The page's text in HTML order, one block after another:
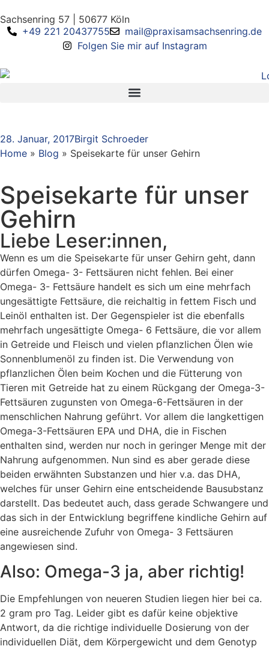
Sachsenring 57 | 50677 Köln
+49 221 20437755
mail@praxisamsachsenring.de
Folgen Sie mir auf Instagram
28. Januar, 2017Birgit Schroeder
Home » Blog » Speisekarte für unser Gehirn
Speisekarte für unser
Gehirn
Liebe Leser:innen,
Wenn es um die Speisekarte für unser Gehirn geht, dann
dürfen Omega- 3- Fettsäuren nicht fehlen. Bei einer
Omega- 3- Fettsäure handelt es sich um eine mehrfach
ungesättigte Fettsäure, die reichaltig in fettem Fisch und
Leinöl enthalten ist. Der Gegenspieler ist die ebenfalls
mehrfach ungesättigte Omega- 6 Fettsäure, die vor allem
in Getreide und Fleisch und vielen pflanzlichen Ölen wie
Sonnenblumenöl zu finden ist. Die Verwendung von
pflanzlichen Ölen beim Kochen und die Fütterung von
Tieren mit Getreide hat zu einem Rückgang der Omega-3-
Fettsäuren zugunsten von Omega-6-Fettsäuren in der
menschlichen Nahrung geführt. Vor allem die langkettigen
Omega-3-Fettsäuren EPA und DHA, die in Fischen
enthalten sind, werden nur noch in geringer Menge mit der
Nahrung aufgenommen. Nun sind es aber gerade diese
beiden erwähnten Substanzen und hier v.a. das DHA,
welches für unser Gehirn eine entscheidende Bausubstanz
darstellt. Das bedeutet auch, dass gerade Schwangere und
das sich in der Entwicklung begriffene kindliche Gehirn auf
eine ausreichende Zufuhr von Omega- 3 Fettsäuren
angewiesen sind.
Also: Omega-3 ja, aber richtig!
Die Empfehlungen von neueren Studien liegen hier bei ca.
2 gram pro Tag. Leider gibt es dafür keine objektive
Antwort, da die richtige individuelle Dosierung von der
individuellen Diät, dem Körpergewicht und dem Genotyp